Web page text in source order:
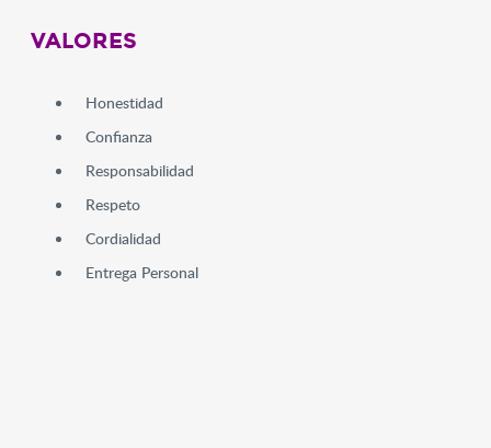
VALORES
Honestidad
Confianza
Responsabilidad
Respeto
Cordialidad
Entrega Personal